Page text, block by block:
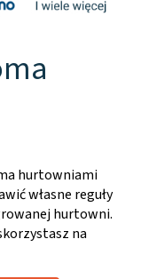
hurtowniami
własne reguły
hurtowni.
na